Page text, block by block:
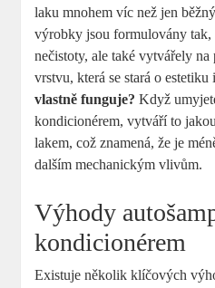
laku mnohem víc než jen
výrobky jsou formulovány tak,
nečistoty, ale také vytvářely
vrstvu, která se stará o
vlastně funguje? Když
kondicionérem, vytváří to
lakem, což znamená, že je
dalším mechanickým vlivům.
Výhody
kondicionérem
Existuje několik klíčových